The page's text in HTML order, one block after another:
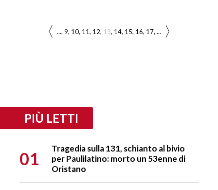
... 9 10 11 12 13 14 15 16 17 ...
PIÙ LETTI
01
Tragedia sulla 131, schianto al bivio
per Paulilatino: morto un 53enne di
Oristano